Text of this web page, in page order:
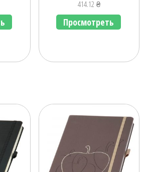
414.12₴
Просмотреть